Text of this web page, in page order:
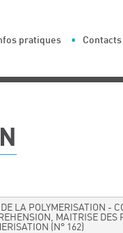
pratiques Contacts
LA POLYMERISATION -
MAITRISE DES
(N° 162)